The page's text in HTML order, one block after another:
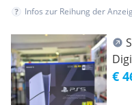
Infos zur Reihung der
/
€